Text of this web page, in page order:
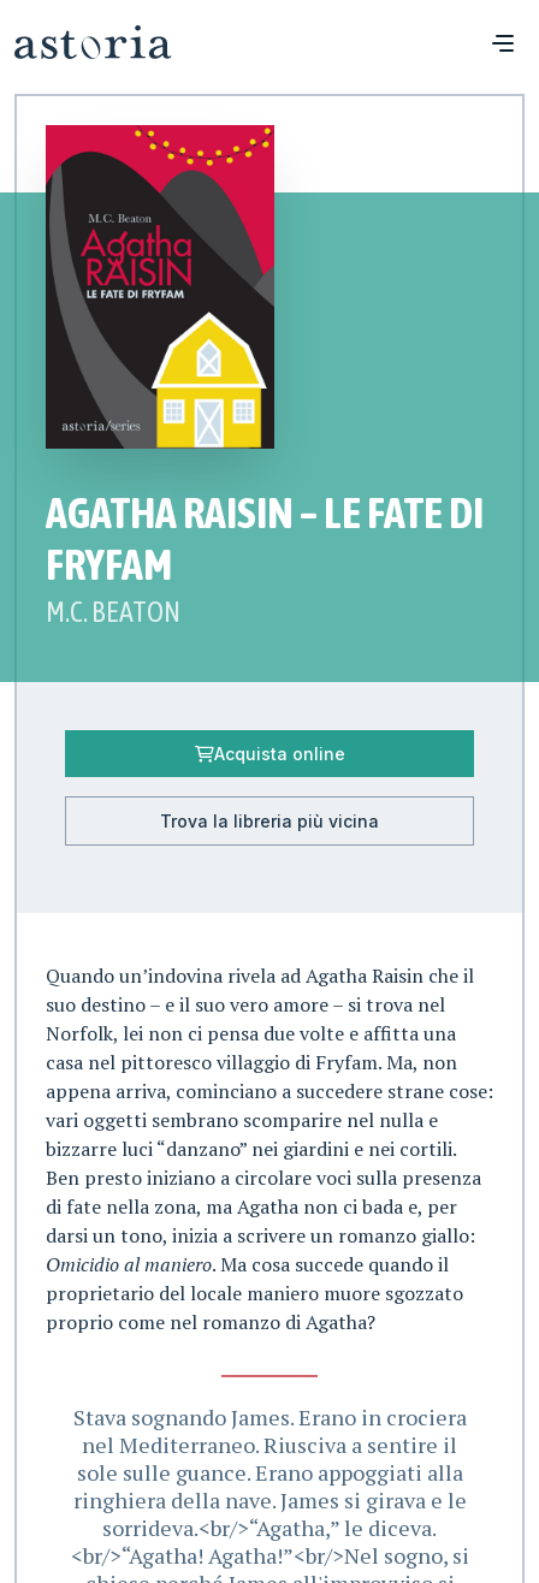
AGATHA RAISIN – LE FATE DI
FRYFAM
M.C. BEATON
Acquista online
Trova la libreria più vicina
Quando un’indovina rivela ad Agatha Raisin che il
suo destino – e il suo vero amore – si trova nel
Norfolk, lei non ci pensa due volte e affitta una
casa nel pittoresco villaggio di Fryfam. Ma, non
appena arriva, cominciano a succedere strane cose:
vari oggetti sembrano scomparire nel nulla e
bizzarre luci “danzano” nei giardini e nei cortili.
Ben presto iniziano a circolare voci sulla presenza
di fate nella zona, ma Agatha non ci bada e, per
darsi un tono, inizia a scrivere un romanzo giallo:
Omicidio al maniero. Ma cosa succede quando il
proprietario del locale maniero muore sgozzato
proprio come nel romanzo di Agatha?
Stava sognando James. Erano in crociera
nel Mediterraneo. Riusciva a sentire il
sole sulle guance. Erano appoggiati alla
ringhiera della nave. James si girava e le
sorrideva.<br/>“Agatha,” le diceva.
<br/>“Agatha! Agatha!”<br/>Nel sogno, si